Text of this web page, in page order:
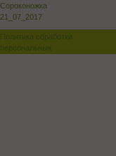
Сороконожка
21_07_2017